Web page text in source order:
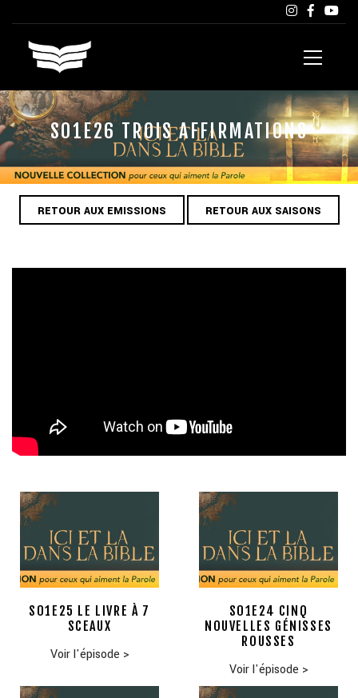
S01E26 TROIS AFFIRMATIONS
RETOUR AUX EMISSIONS RETOUR AUX SAISONS
S01E25 LE LIVRE À 7
SCEAUX
Voir l'épisode >
S01E24 CINQ
NOUVELLES GÉNISSES
ROUSSES
Voir l'épisode >